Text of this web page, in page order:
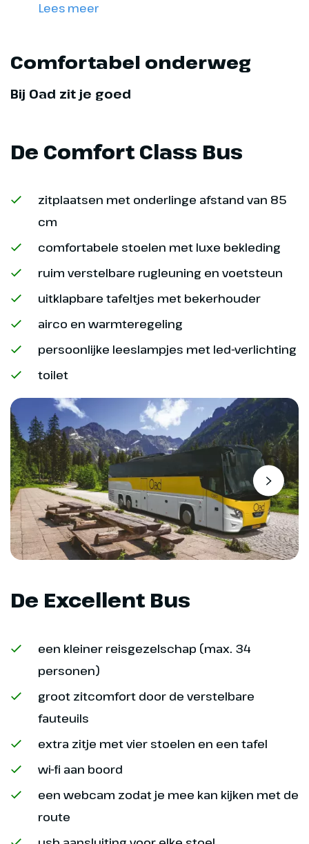
Dag 9
Vandaag bezoeken we Turijn,
stad van Fiat, Slow Food en
moderne kunst! Onder leiding
van een lokale gids bekijken we
de belangrijkste
bezienswaardigheden van deze
verrassende stad. Zo zien we het
gebouwen en pleinen. De middag
heb je ter vrije besteding.
Hoogtepunt
Verrassend Turijn met
lokale gids
Dag 10
Ook vandaag staat er weer een
prachtige dagtocht op het
naar de Italiaanse kust en
Lees meer
Comfortabel onderweg
Bij Oad zit je goed
De Comfort Class Bus
zitplaatsen met onderlinge afstand van 85
cm
comfortabele stoelen met luxe bekleding
ruim verstelbare rugleuning en voetsteun
uitklapbare tafeltjes met bekerhouder
airco en warmteregeling
persoonlijke leeslampjes met led-verlichting
toilet
De Excellent Bus
een kleiner reisgezelschap (max. 34
personen)
groot zitcomfort door de verstelbare
fauteuils
extra zitje met vier stoelen en een tafel
wi-fi aan boord
een webcam zodat je mee kan kijken met de
route